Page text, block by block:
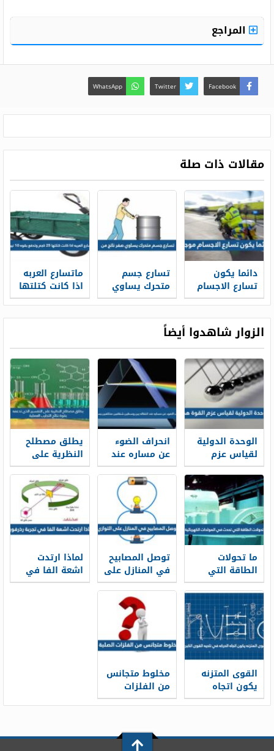
المراجع
Facebook
Twitter
WhatsApp
مقالات ذات صلة
دائما يكون
تسارع الاجسام
موجبا
تسارع جسم
متحرك يساوي
صفر ناتج من
ماتسارع العربه
اذا كانت كتلتها
٢٥ كجم وتدفع
الزوار شاهدوا أيضاً
الوحدة الدولية
لقياس عزم
القوة هي
انحراف الضوء
عن مساره عند
انتقاله بين
وسطين
شفافين
مختلفين يسمى
يطلق مصطلح
النظرية على
التفسير الذي
تدعمه بقوة
نتائج التجارب
العملية
ما تحولات
الطاقة التي
تحدث في
المولدات
الكهربائية ؟
توصل المصابيح
في المنازل على
التوازي
لماذا ارتدت
اشعة الفا في
تجربة رذرفورد
القوى المتزنه
يكون اتجاه
الحركه في
مخلوط متجانس
من الفلزات
الصلبة